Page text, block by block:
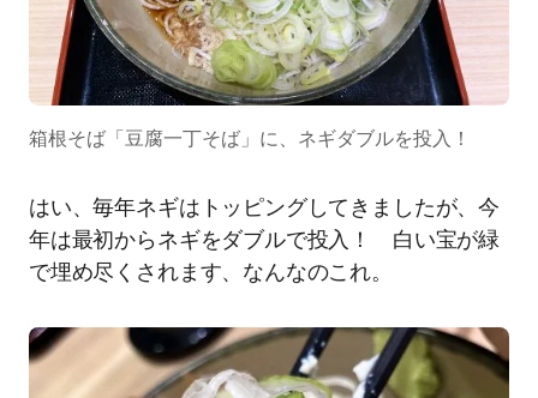
箱根そば「豆腐一丁そば」に、ネギダブルを投入！
はい、毎年ネギはトッピングしてきましたが、今
年は最初からネギをダブルで投入！ 白い宝が緑
で埋め尽くされます、なんなのこれ。